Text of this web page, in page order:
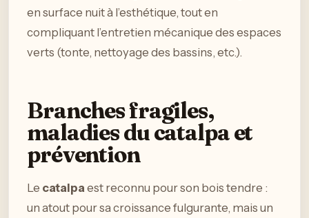
en surface nuit à l’esthétique, tout en
compliquant l’entretien mécanique des espaces
verts (tonte, nettoyage des bassins, etc.).
Branches fragiles,
maladies du catalpa et
prévention
Le catalpa est reconnu pour son bois tendre :
un atout pour sa croissance fulgurante, mais un